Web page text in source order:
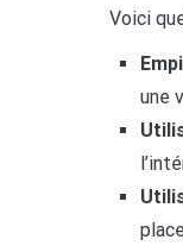
Voici
une